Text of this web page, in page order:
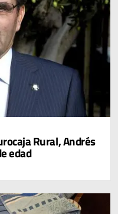
Rural, Andrés
edad